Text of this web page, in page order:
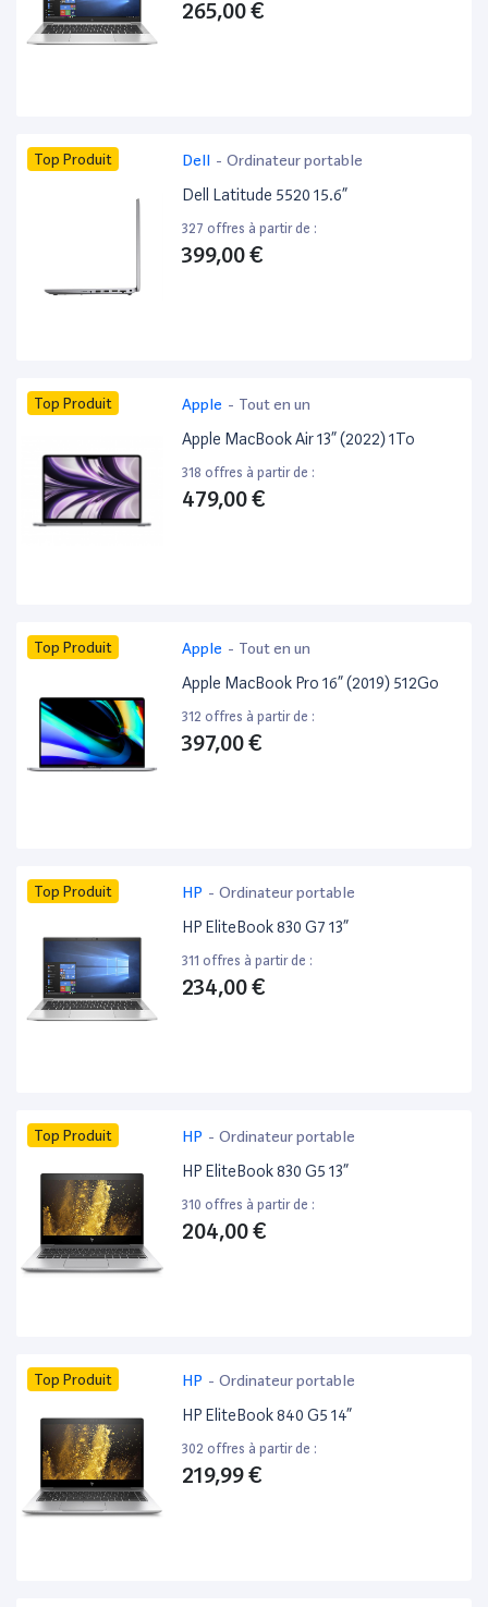
265,00 €
Top Produit Dell - Ordinateur portable
Dell Latitude 5520 15.6”
327 offres à partir de :
399,00 €
Top Produit Apple - Tout en un
Apple MacBook Air 13” (2022) 1To
318 offres à partir de :
479,00 €
Top Produit Apple - Tout en un
Apple MacBook Pro 16” (2019) 512Go
312 offres à partir de :
397,00 €
Top Produit HP - Ordinateur portable
HP EliteBook 830 G7 13”
311 offres à partir de :
234,00 €
Top Produit HP - Ordinateur portable
HP EliteBook 830 G5 13”
310 offres à partir de :
204,00 €
Top Produit HP - Ordinateur portable
HP EliteBook 840 G5 14”
302 offres à partir de :
219,99 €